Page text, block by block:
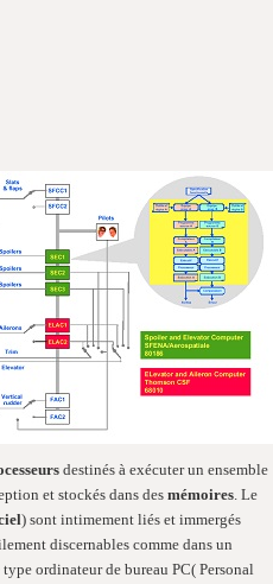
destinés à exécuter un ensemble
et stockés dans des mémoires. Le
) sont intimement liés et immergés
discernables comme dans un
ordinateur de bureau PC( Personal